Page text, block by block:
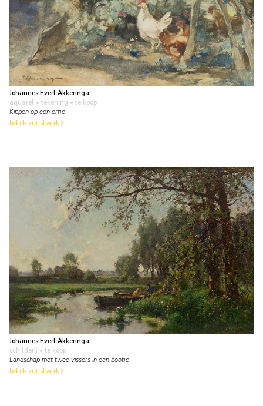
Johannes Evert Akkeringa
aquarel • tekening • te koop
Kippen op een erfje
bekijk kunstwerk
Johannes Evert Akkeringa
schilderij • te koop
Landschap met twee vissers in een bootje
bekijk kunstwerk